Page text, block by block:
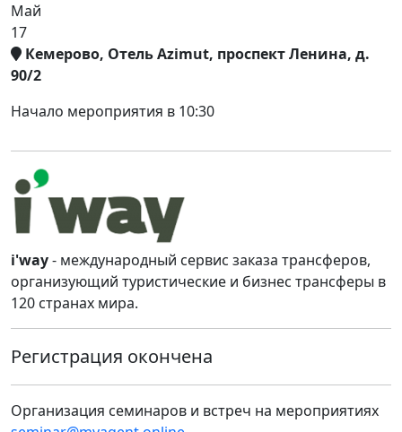
Май
17
Кемерово, Отель Azimut, проспект Ленина, д.
90/2
Начало мероприятия в 10:30
i'way- международный сервис заказа трансферов,
организующий туристические и бизнес трансферы в
120 странах мира.
Регистрация окончена
Организация семинаров и встреч на мероприятиях